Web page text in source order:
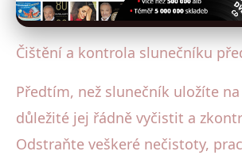
Čištění a kontrola slunečníku
Předtím, než slunečník uložíte
důležité jej řádně vyčistit a
Odstraňte veškeré nečistoty,